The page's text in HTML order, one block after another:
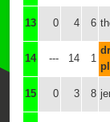
13 0 4 6
14 --- 14 1
15 0 3 8